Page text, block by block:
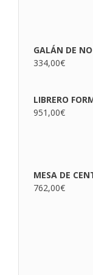
GALÁN DE
334,00€
LIBRERO
951,00€
MESA DE
762,00€